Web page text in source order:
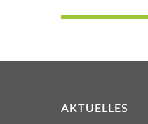
AKTUELLES